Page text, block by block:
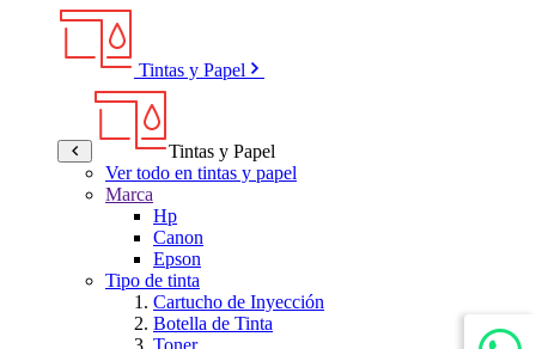
Tintas y Papel
Tintas y Papel
Ver todo en tintas y papel
Marca
Hp
Canon
Epson
Tipo de tinta
Cartucho de Inyección
Botella de Tinta
Toner